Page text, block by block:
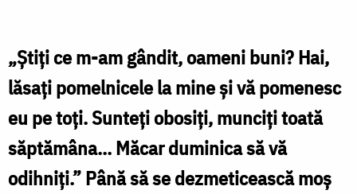
Mă
rog
eu
și
pentru
„Știți ce m-am gândit, oameni buni? Hai,
lăsați pomelnicele la mine și vă pomenesc
eu pe toți. Sunteți obosiți, munciți toată
săptămâna... Măcar duminica să vă
odihniți.” Până să se dezmeticească moș